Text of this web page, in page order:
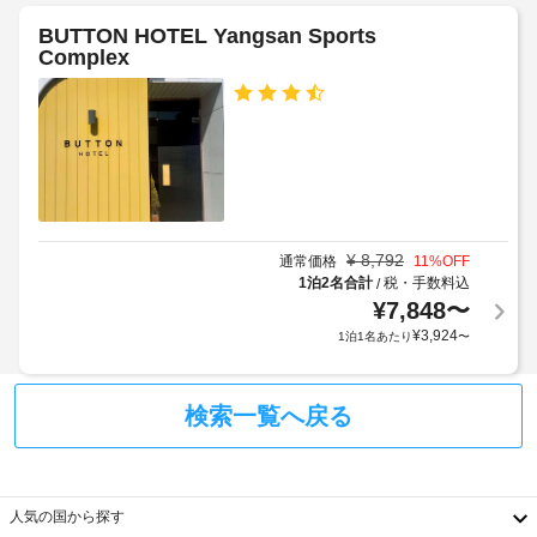
BUTTON HOTEL Yangsan Sports
Complex
通常価格 ¥ 8,792 11%OFF
1泊2名合計/税・手数料込
¥7,848〜
1泊1名あたり¥3,924〜
検索一覧へ戻る
人気の国から探す